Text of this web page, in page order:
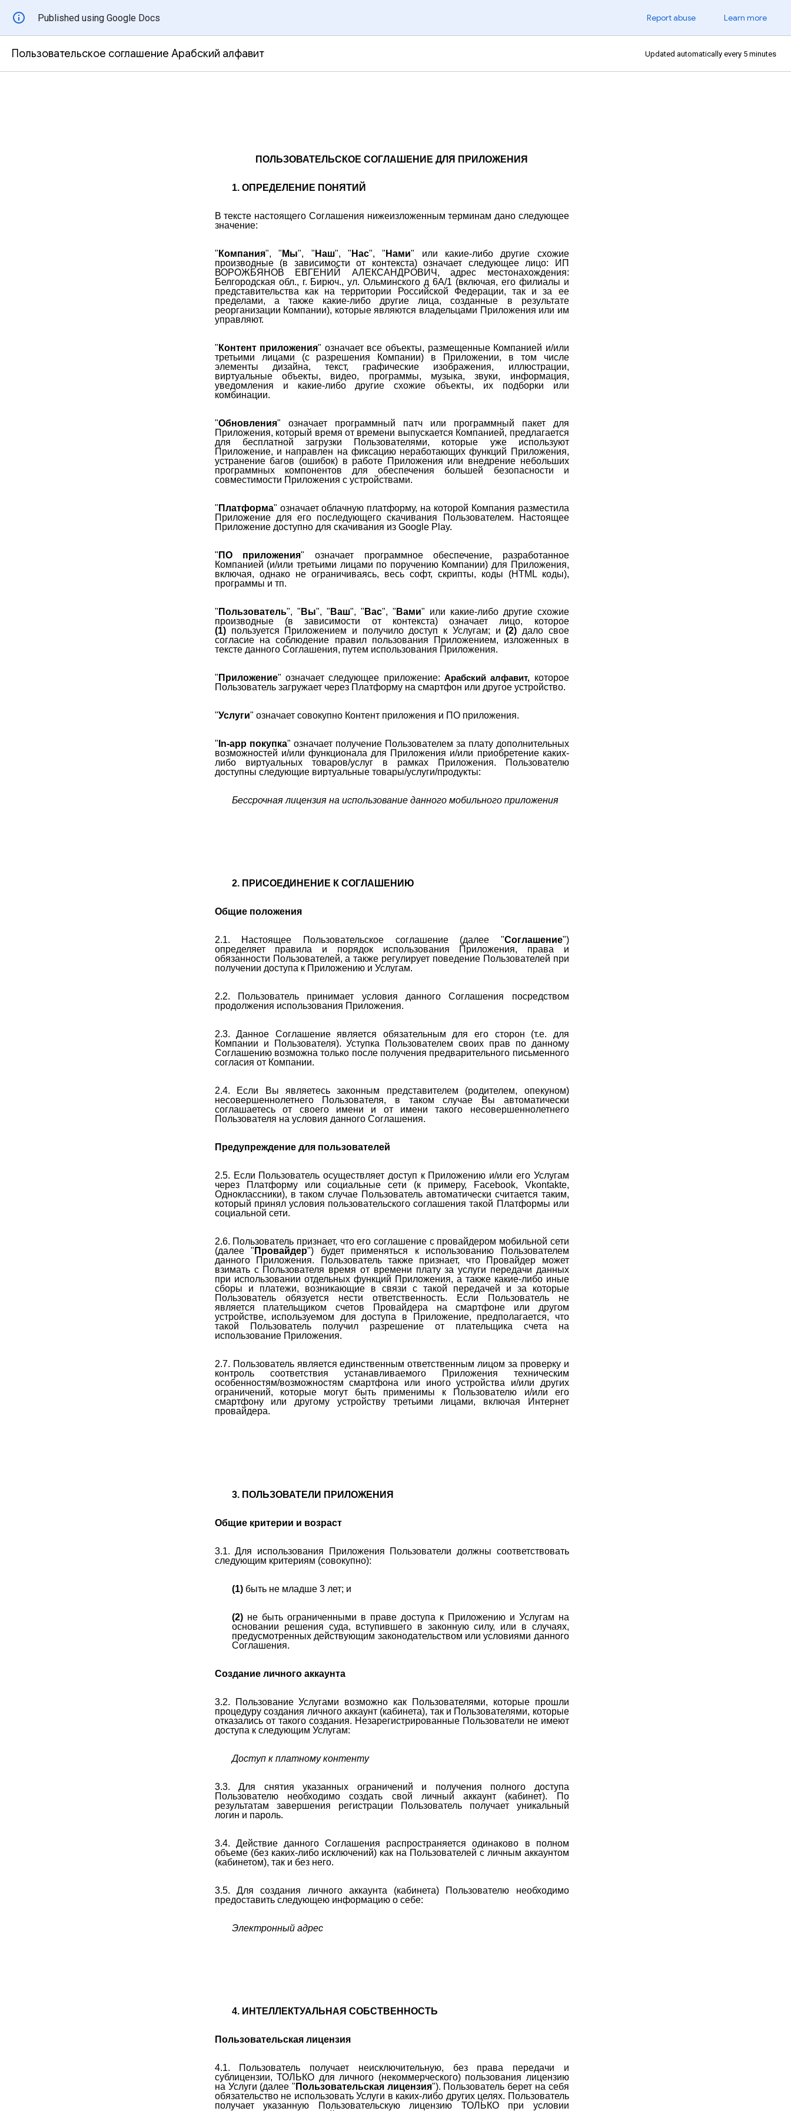
Published using Google Docs Report abuse Learn more
Пользовательское соглашение Арабский алфавит Updated automatically every 5 minutes
ПОЛЬЗОВАТЕЛЬСКОЕ СОГЛАШЕНИЕ ДЛЯ ПРИЛОЖЕНИЯ
1. ОПРЕДЕЛЕНИЕ ПОНЯТИЙ
В тексте настоящего Соглашения нижеизложенным терминам дано следующее
значение:
" Компания", " Мы", " Наш", " Нас", " Нами" или какие-либо другие схожие
производные (в зависимости от контекста) означает следующее лицо: ИП
ВОРОЖБЯНОВ ЕВГЕНИЙ АЛЕКСАНДРОВИЧ, адрес местонахождения:
Белгородская обл., г. Бирюч., ул. Ольминского д 6А/1 (включая, его филиалы и
представительства как на территории Российской Федерации, так и за ее
пределами, а также какие-либо другие лица, созданные в результате
реорганизации Компании), которые являются владельцами Приложения или им
управляют.
" Контент приложения" означает все объекты, размещенные Компанией и/или
третьими лицами (с разрешения Компании) в Приложении, в том числе
элементы дизайна, текст, графические изображения, иллюстрации,
виртуальные объекты, видео, программы, музыка, звуки, информация,
уведомления и какие-либо другие схожие объекты, их подборки или
комбинации.
"Обновления" означает программный патч или программный пакет для
Приложения, который время от времени выпускается Компанией, предлагается
для бесплатной загрузки Пользователями, которые уже используют
Приложение, и направлен на фиксацию неработающих функций Приложения,
устранение багов (ошибок) в работе Приложения или внедрение небольших
программных компонентов для обеспечения большей безопасности и
совместимости Приложения с устройствами.
" Платформа" означает облачную платформу, на которой Компания разместила
Приложение для его последующего скачивания Пользователем. Настоящее
Приложение доступно для скачивания из Google Play.
" ПО приложения" означает программное обеспечение, разработанное
Компанией (и/или третьими лицами по поручению Компании) для Приложения,
включая, однако не ограничиваясь, весь софт, скрипты, коды (HTML коды),
программы и тп.
" Пользователь", " Вы", " Ваш", " Вас", " Вами" или какие-либо другие схожие
производные (в зависимости от контекста) означает лицо, которое
(1)пользуется Приложением и получило доступ к Услугам; и(2) дало свое
согласие на соблюдение правил пользования Приложением, изложенных в
тексте данного Соглашения, путем использования Приложения.
" Приложение" означает следующее приложение:Арабский алфавит, которое
Пользователь загружает через Платформу на смартфон или другое устройство.
"Услуги" означает совокупно Контент приложения и ПО приложения.
" In-app покупка" означает получение Пользователем за плату дополнительных
возможностей и/или функционала для Приложения и/или приобретение каких-
либо виртуальных товаров/услуг в рамках Приложения. Пользователю
доступны следующие виртуальные товары/услуги/продукты:
Бессрочная лицензия на использование данного мобильного приложения
2. ПРИСОЕДИНЕНИЕ К СОГЛАШЕНИЮ
Общие положения
2.1. Настоящее Пользовательское соглашение (далее "Соглашение")
определяет правила и порядок использования Приложения, права и
обязанности Пользователей, а также регулирует поведение Пользователей при
получении доступа к Приложению и Услугам.
2.2. Пользователь принимает условия данного Соглашения посредством
продолжения использования Приложения.
2.3. Данное Соглашение является обязательным для его сторон (т.е. для
Компании и Пользователя). Уступка Пользователем своих прав по данному
Соглашению возможна только после получения предварительного письменного
согласия от Компании.
2.4. Если Вы являетесь законным представителем (родителем, опекуном)
несовершеннолетнего Пользователя, в таком случае Вы автоматически
соглашаетесь от своего имени и от имени такого несовершеннолетнего
Пользователя на условия данного Соглашения.
Предупреждение для пользователей
2.5. Если Пользователь осуществляет доступ к Приложению и/или его Услугам
через Платформу или социальные сети (к примеру, Facebook, Vkontakte,
Одноклассники), в таком случае Пользователь автоматически считается таким,
который принял условия пользовательского соглашения такой Платформы или
социальной сети.
2.6. Пользователь признает, что его соглашение с провайдером мобильной сети
(далее " Провайдер") будет применяться к использованию Пользователем
данного Приложения. Пользователь также признает, что Провайдер может
взимать с Пользователя время от времени плату за услуги передачи данных
при использовании отдельных функций Приложения, а также какие-либо иные
сборы и платежи, возникающие в связи с такой передачей и за которые
Пользователь обязуется нести ответственность. Если Пользователь не
является плательщиком счетов Провайдера на смартфоне или другом
устройстве, используемом для доступа в Приложение, предполагается, что
такой Пользователь получил разрешение от плательщика счета на
использование Приложения.
2.7. Пользователь является единственным ответственным лицом за проверку и
контроль соответствия устанавливаемого Приложения техническим
особенностям/возможностям смартфона или иного устройства и/или других
ограничений, которые могут быть применимы к Пользователю и/или его
смартфону или другому устройству третьими лицами, включая Интернет
провайдера.
3. ПОЛЬЗОВАТЕЛИ ПРИЛОЖЕНИЯ
Общие критерии и возраст
3.1. Для использования Приложения Пользователи должны соответствовать
следующим критериям (совокупно):
(1) быть не младше 3 лет; и
(2) не быть ограниченными в праве доступа к Приложению и Услугам на
основании решения суда, вступившего в законную силу, или в случаях,
предусмотренных действующим законодательством или условиями данного
Соглашения.
Создание личного аккаунта
3.2. Пользование Услугами возможно как Пользователями, которые прошли
процедуру создания личного аккаунт (кабинета), так и Пользователями, которые
отказались от такого создания. Незарегистрированные Пользователи не имеют
доступа к следующим Услугам:
Доступ к платному контенту
3.3. Для снятия указанных ограничений и получения полного доступа
Пользователю необходимо создать свой личный аккаунт (кабинет). По
результатам завершения регистрации Пользователь получает уникальный
логин и пароль.
3.4. Действие данного Соглашения распространяется одинаково в полном
объеме (без каких-либо исключений) как на Пользователей с личным аккаунтом
(кабинетом), так и без него.
3.5. Для создания личного аккаунта (кабинета) Пользователю необходимо
предоставить следующею информацию о себе:
Электронный адрес
4. ИНТЕЛЛЕКТУАЛЬНАЯ СОБСТВЕННОСТЬ
Пользовательская лицензия
4.1. Пользователь получает неисключительную, без права передачи и
сублицензии, ТОЛЬКО для личного (некоммерческого) пользования лицензию
на Услуги (далее " Пользовательская лицензия"). Пользователь берет на себя
обязательство не использовать Услуги в каких-либо других целях. Пользователь
получает указанную Пользовательскую лицензию ТОЛЬКО при условии